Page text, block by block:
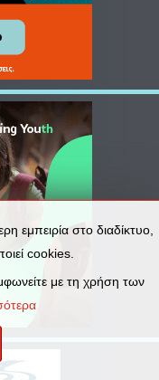
εμπειρία στο διαδίκτυο,
cookies.
με τη χρήση των